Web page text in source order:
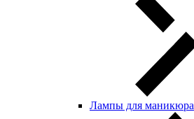
Лампы для маникюра